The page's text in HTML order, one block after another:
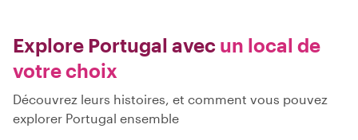
Explore Portugal avec un local de
votre choix
Découvrez leurs histoires, et comment vous pouvez
explorer Portugal ensemble